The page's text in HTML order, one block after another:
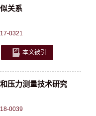
关系
0321
本文被引
压力测量技术研究
0039